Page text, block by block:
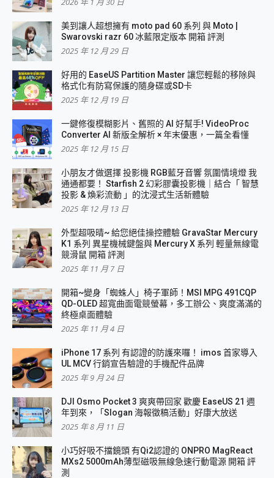
美到讓人超想擁有 moto pad 60 系列 與 Moto |
Swarovski razr 60 冰藍限定版本 開箱 評測
2025 年 12 月 29 日
好用的 EaseUS Partition Master 讓您輕鬆的移除與
格式化有防寫保護的隨身碟或SD卡
2025 年 12 月 19 日
一鍵修復模糊影片、舊照的 AI 好幫手! VideoProc
Converter AI 新版全解析 × 年末優惠，一篇全看懂
2025 年 12 月 15 日
小朋友才做選擇 投影機 RGB藍牙音響 氛圍情境燈 我
通通都要！ Starfish 2 幻彩膠囊投影機｜結合「 智慧
投影 & 煥彩流動 」的沈浸式生活新體驗
2025 年 12 月 13 日
外型超吸晴~ 給您絕佳操控體驗 GravaStar Mercury
K1 系列 異星機械鍵盤與 Mercury X 系列 輕量無線電
競滑鼠 開箱 評測
2025 年 11 月 7 日
開箱~變身「蜘蛛人」椅子軍師！MSI MPG 491CQP
QD-OLED 超寬曲面電競螢幕，多工辦公、爽度滿滿的
終極桌面體驗
2025 年 11 月 4 日
iPhone 17 系列 有認證的防護來囉！ imos 首家導入
UL MCV 行銷宣告驗證的手機配件品牌
2025 年 9 月 24 日
DJI Osmo Pocket 3 爽爽帶回家 歡慶 EaseUS 21 週
年到來，「Slogan 海報徵稿活動」好康大放送
2025 年 8 月 11 日
小巧好吸不擋鏡頭 有Qi2認證的 ONPRO MagReact
MXs2 5000mAh薄型磁吸無線急速行動電源 開箱 評
測